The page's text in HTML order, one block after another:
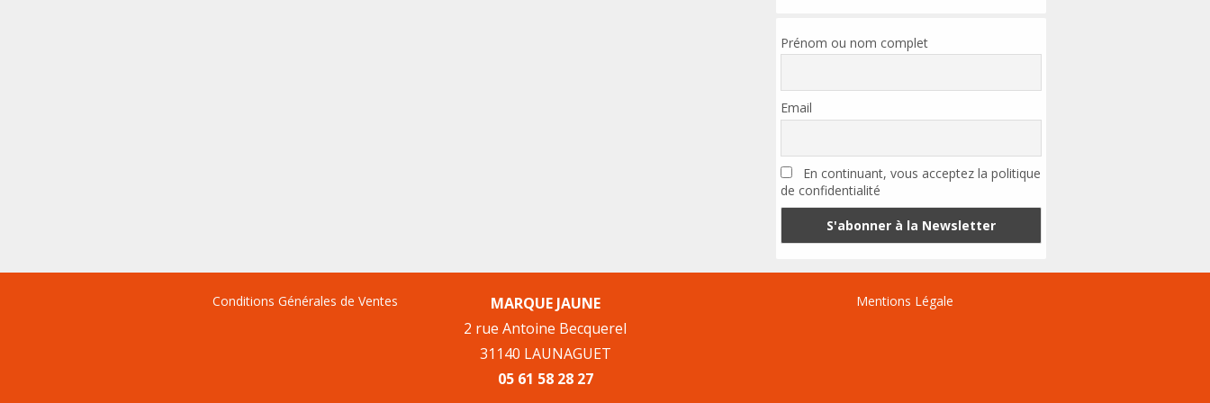
Prénom ou nom complet
Email
En continuant, vous acceptez la politique
de confidentialité
Conditions Générales de Ventes
MARQUE JAUNE
2 rue Antoine Becquerel
31140 LAUNAGUET
05 61 58 28 27
Mentions Légale